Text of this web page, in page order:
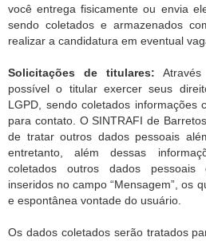
você entrega fisicamente ou envia
sendo coletados e armazenados
realizar a candidatura em eventual
Solicitações de titulares:
possível o titular exercer seus
LGPD, sendo coletados informações
para contato. O SINTRAFI de
de tratar outros dados pessoais
entretanto, além dessas
coletados outros dados pessoais
inseridos no campo “Mensagem”, os
e espontânea vontade do usuário.
Os dados coletados serão tratados